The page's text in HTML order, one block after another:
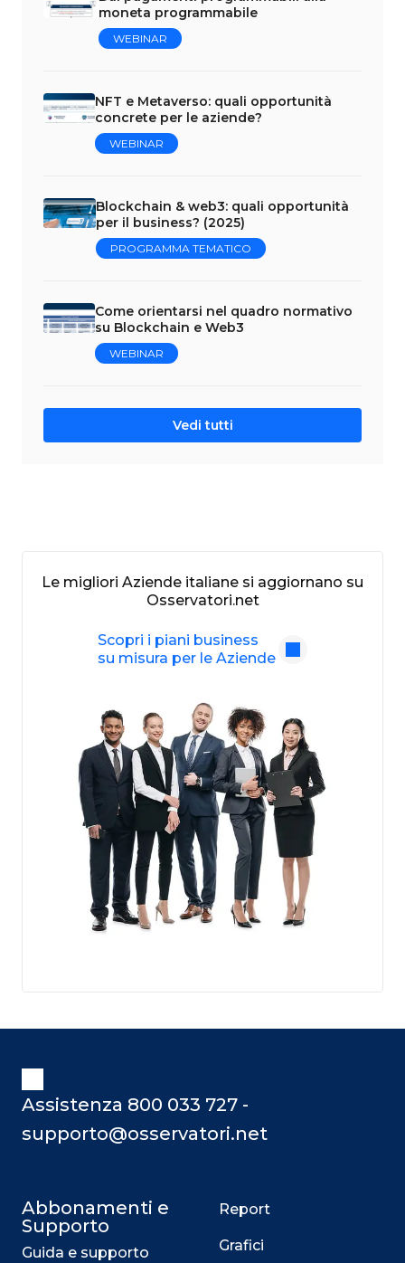
moneta programmabile
WEBINAR
NFT e Metaverso: quali opportunità
concrete per le aziende?
WEBINAR
Blockchain & web3: quali opportunità
per il business? (2025)
PROGRAMMA TEMATICO
Come orientarsi nel quadro normativo
su Blockchain e Web3
WEBINAR
Vedi tutti
Le migliori Aziende italiane si aggiornano su
Osservatori.net
Scopri i piani business
su misura per le Aziende
Assistenza 800 033 727 -
supporto@osservatori.net
Abbonamenti e
Supporto
Guida e supporto
Report
Grafici